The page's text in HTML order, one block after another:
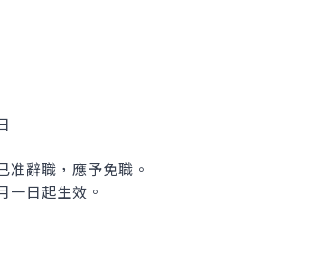
准辭職，應予免職。
一日起生效。